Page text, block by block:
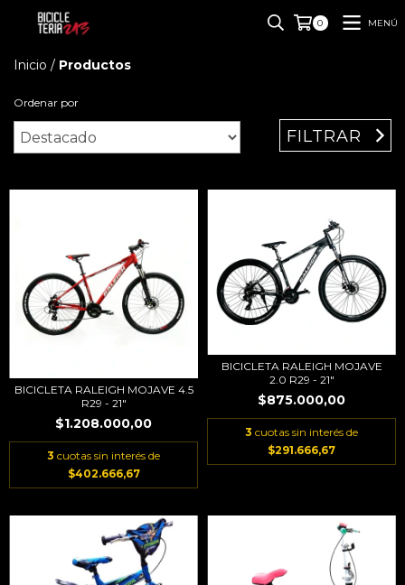
0 MENÚ
Inicio / Productos
Ordenar por
FILTRAR
BICICLETA RALEIGH MOJAVE 4.5
R29 - 21"
$1.208.000,00
3 cuotas sin interés de
$402.666,67
BICICLETA RALEIGH MOJAVE
2.0 R29 - 21"
$875.000,00
3 cuotas sin interés de
$291.666,67